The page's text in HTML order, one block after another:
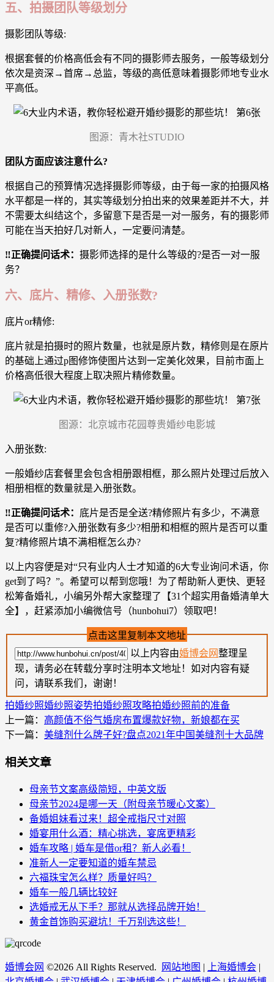
五、拍摄团队等级划分
摄影团队等级:
根据套餐的价格高低会有不同的摄影师去服务，一般等级划分
依次是资深→首席→总监，等级的高低意味着摄影师地专业水
平高低。
图源：青木社STUDIO
团队方面应该注意什么?
根据自己的预算情况选择摄影师等级，由于每一家的拍摄风格
水平都是一样的，其实等级划分拍出来的效果差距并不大，并
不需要太纠结这个，多留意下是否是一对一服务，有的摄影师
可能在当天拍好几对新人，一定要问清楚。
‼️正确提问话术： 摄影师选择的是什么等级的?是否一对一服
务？
六、底片、精修、入册张数?
底片or精修:
底片就是拍摄时的照片数量，也就是原片数，精修则是在原片
的基础上通过p图修饰使图片达到一定美化效果，目前市面上
价格高低很大程度上取决照片精修数量。
图源：北京城市花园尊贵婚纱电影城
入册张数:
一般婚纱店套餐里会包含相册跟相框，那么照片处理过后放入
相册相框的数量就是入册张数。
‼️正确提问话术： 底片是否是全送?精修照片有多少，不满意
是否可以重修?入册张数有多少?相册和相框的照片是否可以重
复?精修照片填不满相框怎么办?
以上内容便是对“只有业内人士才知道的6大专业询问术语，你
get到了吗？”。希望可以帮到您哦！为了帮助新人更快、更轻
松筹备婚礼，小编另外帮大家整理了【31个超实用备婚清单大
全】，赶紧添加小编微信号（hunbohui7）领取吧！
点击这里复制本文地址
以上内容由婚博会网整理呈
现，请务必在转载分享时注明本文地址！如对内容有疑
问，请联系我们，谢谢！
拍婚纱照婚纱照姿势拍婚纱照攻略拍婚纱照前的准备
上一篇： 高颜值不俗气婚房布置爆款好物，新娘都在买
下一篇： 美缝剂什么牌子好?盘点2021年中国美缝剂十大品牌
相关文章
母亲节文案高级简短，中英文版
母亲节2024是哪一天（附母亲节暖心文案）
备婚姐妹看过来！超全戒指尺寸对照
婚宴用什么酒：精心挑选，宴席更精彩
婚车攻略 | 婚车是借or租？新人必看！
准新人一定要知道的婚车禁忌
六福珠宝怎么样？质量好吗？
婚车一般几辆比较好
选婚戒无从下手？那就从选择品牌开始！
黄金首饰购买避坑！千万别选这些！
婚博会网 ©2026 All Rights Reserved. 网站地图 | 上海婚博会 |